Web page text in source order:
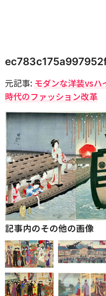
元記事: モダンな洋装vsハ
時代のファッション改革
記事内のその他の画像